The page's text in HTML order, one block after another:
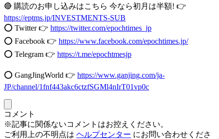
🔴 購読のお申し込みはこちら 今なら初月は半額! 👉
https://eptms.jp/INVESTMENTS-SUB
⭕️ Twitter 👉 https://twitter.com/epochtimes_jp
⭕️ Facebook 👉 https://www.facebook.com/epochtimes.jp/
⭕️ Telegram 👉 https://t.me/epochtmesjp
⭕️ GangJingWorld 👉 https://www.ganjing.com/ja-
JP/channel/1fnf443akc6ctzfSGMl4nIrT01vp0c
コメント
※記事に関係ないコメントはお控えください。
ご利用上の不明点は ヘルプセンター にお問い合わせくださ